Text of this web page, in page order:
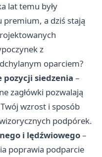
lat temu były
premium, a dziś stają
z
oparciem?
siedzenia –
zagłówki pozwalają
wzrost i sposób
podpórek.
i lędźwiowego–
poprawia podparcie